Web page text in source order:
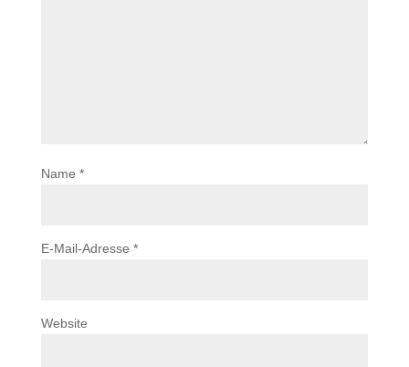
Name *
E-Mail-Adresse *
Website